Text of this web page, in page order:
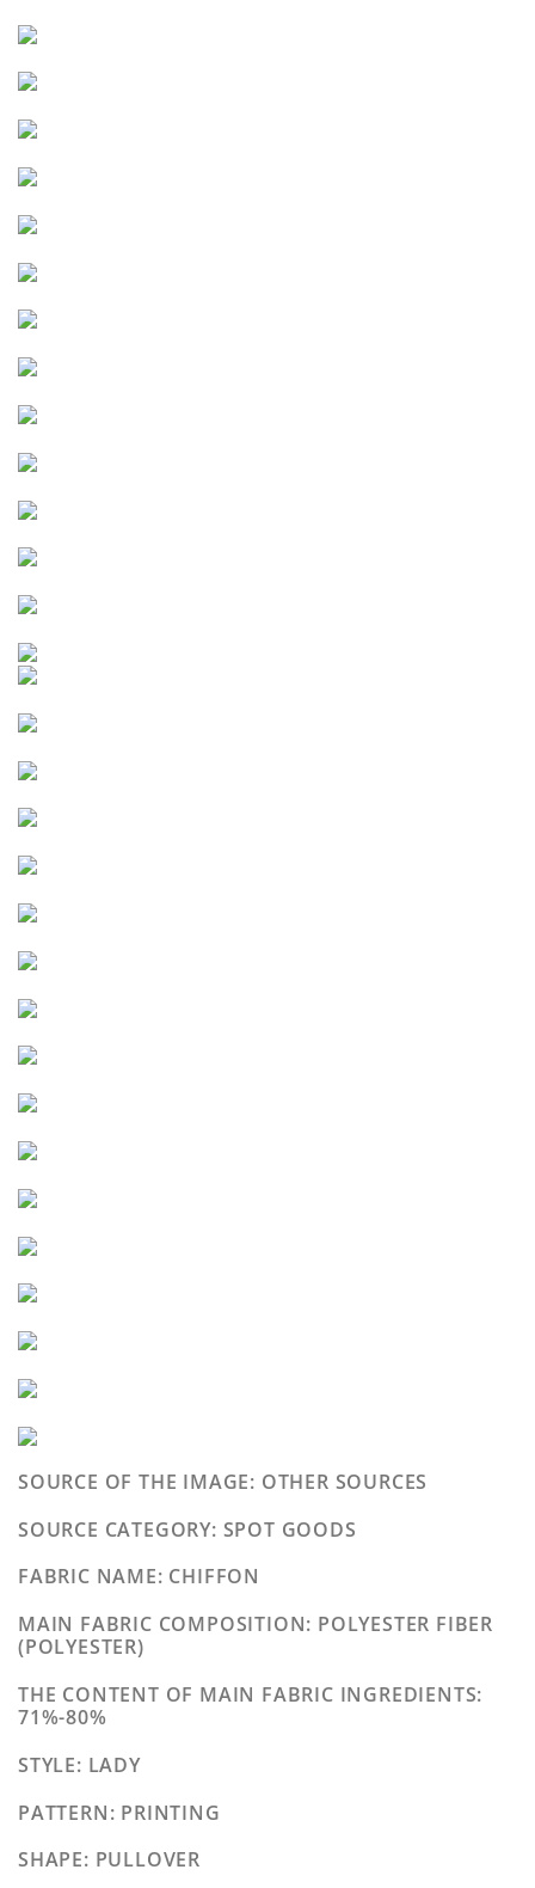
SOURCE OF THE IMAGE: OTHER SOURCES
SOURCE CATEGORY: SPOT GOODS
FABRIC NAME: CHIFFON
MAIN FABRIC COMPOSITION: POLYESTER FIBER
(POLYESTER)
THE CONTENT OF MAIN FABRIC INGREDIENTS:
71%-80%
STYLE: LADY
PATTERN: PRINTING
SHAPE: PULLOVER